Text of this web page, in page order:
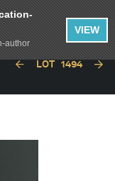
LOT 1494
author
VIEW